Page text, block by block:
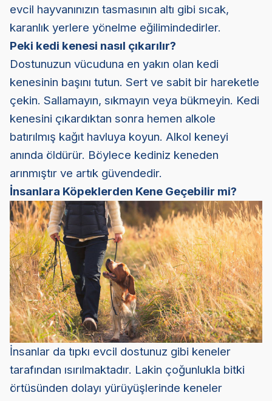
evcil hayvanınızın tasmasının altı gibi sıcak,
karanlık yerlere yönelme eğilimindedirler.
Peki kedi kenesi nasıl çıkarılır?
Dostunuzun vücuduna en yakın olan kedi
kenesinin başını tutun. Sert ve sabit bir hareketle
çekin. Sallamayın, sıkmayın veya bükmeyin. Kedi
kenesini çıkardıktan sonra hemen alkole
batırılmış kağıt havluya koyun. Alkol keneyi
anında öldürür. Böylece kediniz keneden
arınmıştır ve artık güvendedir.
İnsanlara Köpeklerden Kene Geçebilir mi?
İnsanlar da tıpkı evcil dostunuz gibi keneler
tarafından ısırılmaktadır. Lakin çoğunlukla bitki
örtüsünden dolayı yürüyüşlerinde keneler